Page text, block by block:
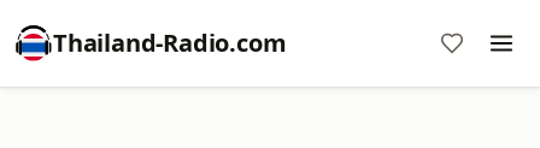
Thailand-Radio.com